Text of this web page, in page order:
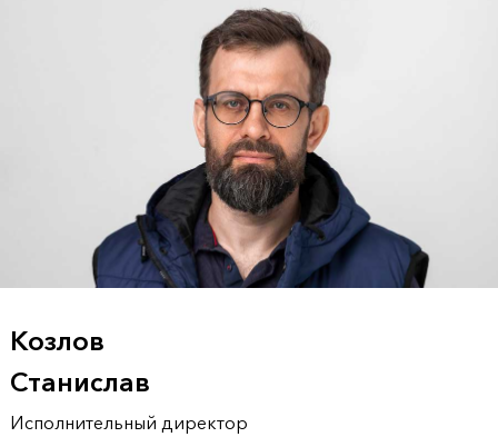
Козлов
Станислав
Исполнительный директор